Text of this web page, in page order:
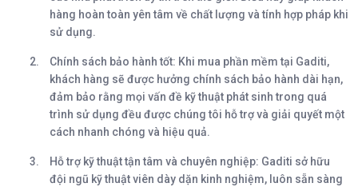
hàng hoàn toàn yên tâm về chất lượng và tính hợp pháp khi
sử dụng.
Chính sách bảo hành tốt: Khi mua phần mềm tại Gaditi,
khách hàng sẽ được hưởng chính sách bảo hành dài hạn,
đảm bảo rằng mọi vấn đề kỹ thuật phát sinh trong quá
trình sử dụng đều được chúng tôi hỗ trợ và giải quyết một
cách nhanh chóng và hiệu quả.
Hỗ trợ kỹ thuật tận tâm và chuyên nghiệp: Gaditi sở hữu
đội ngũ kỹ thuật viên dày dặn kinh nghiệm, luôn sẵn sàng